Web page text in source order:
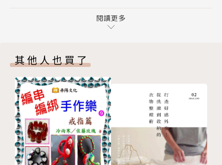
能表現新鮮食材的豐富內涵。她的食譜就像是樂譜，融
底是多少、或吃起來總覺得少了一味，到底問題出在哪
裡？本書將讓你在廚房中信心滿滿地做出更好的決定、
找到明確的方向，無論使用任何材料、在任何地點、時
間，都可端出讓人意猶未盡、難以忘懷的美味。
▍作者簡介
輕盈
油的使用
＊酸
何謂酸？
酸與風味
酸的作用機制
酸的使用
＊熱
閱讀更多
其他人也買了